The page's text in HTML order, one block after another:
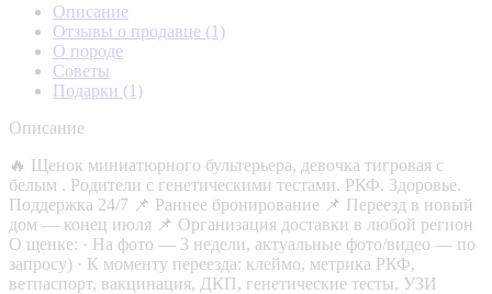
Описание
Отзывы о продавце (1)
О породе
Советы
Подарки (1)
Описание
🔥 Щенок миниатюрного бультерьера, девочка тигровая с
белым . Родители с генетическими тестами. РКФ. Здоровье.
Поддержка 24/7 📌 Раннее бронирование 📌 Переезд в новый
дом — конец июля 📌 Организация доставки в любой регион
О щенке: · На фото — 3 недели, актуальные фото/видео — по
запросу) · К моменту переезда: клеймо, метрика РКФ,
ветпаспорт, вакцинация, ДКП, генетические тесты, УЗИ